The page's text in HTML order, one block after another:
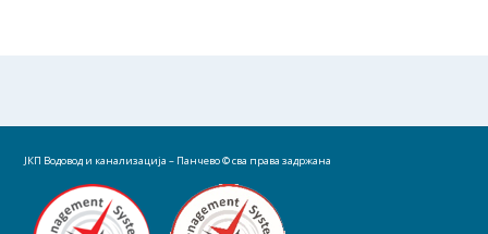
ЈКП Водовод и канализација – Панчево© сва права задржана